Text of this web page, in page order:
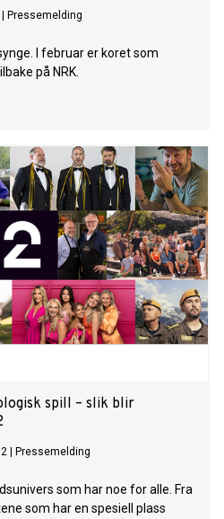
Pressemelding
I februar er koret som
på NRK.
spill – slik blir
Pressemelding
som har noe for alle. Fra
som har en spesiell plass